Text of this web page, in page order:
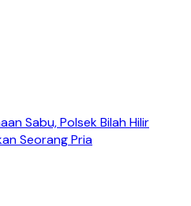
Sabu, Polsek Bilah Hilir
Seorang Pria